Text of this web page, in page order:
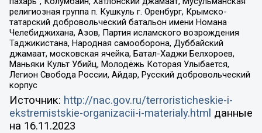
религиозная группа п. Кушкуль г. Оренбург, Крымско-
татарский добровольческий батальон имени Номана
Челебиджихана, Азов, Партия исламского возрождения
Таджикистана, Народная самооборона, Дуббайский
джамаат, московская ячейка, Батал-Хаджи Белхороев,
Маньяки Культ Убийц, Молодёжь Которая Улыбается,
Легион Свобода России, Айдар, Русский добровольческий
корпус
Источник: http://nac.gov.ru/terroristicheskie-i-
ekstremistskie-organizacii-i-materialy.html данные
на 16.11.2023